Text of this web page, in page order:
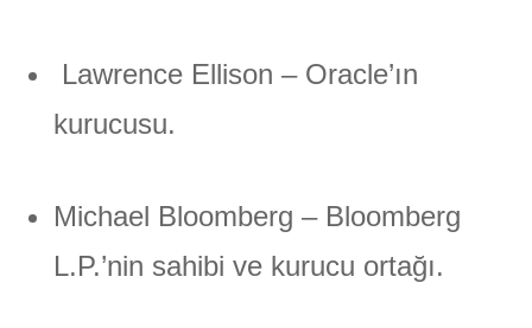
Lawrence Ellison – Oracle’ın
kurucusu.
Michael Bloomberg – Bloomberg
L.P.’nin sahibi ve kurucu ortağı.